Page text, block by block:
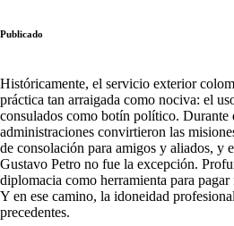
Publicado
Históricamente, el servicio exterior
práctica tan arraigada como nociva: el
consulados como botín político. Durante
administraciones convirtieron las
de consolación para amigos y aliados, y
Gustavo Petro no fue la excepción.
diplomacia como herramienta para
Y en ese camino, la idoneidad
precedentes.